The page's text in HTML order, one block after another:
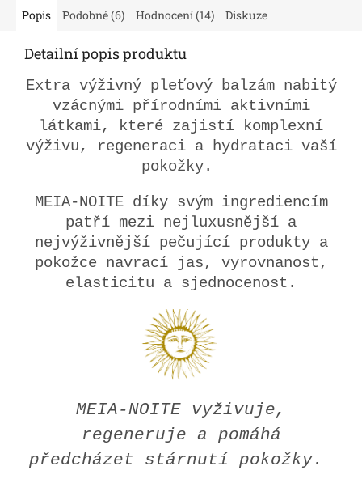
Popis Podobné (6) Hodnocení (14) Diskuze
Detailní popis produktu
Extra výživný pleťový balzám nabitý
vzácnými přírodními aktivními
látkami, které zajistí komplexní
výživu, regeneraci a hydrataci vaší
pokožky.
MEIA-NOITE díky svým ingrediencím
patří mezi nejluxusnější a
nejvýživnější pečující produkty a
pokožce navrací jas, vyrovnanost,
elasticitu a sjednocenost.
MEIA-NOITE vyživuje,
regeneruje a pomáhá
předcházet stárnutí pokožky.